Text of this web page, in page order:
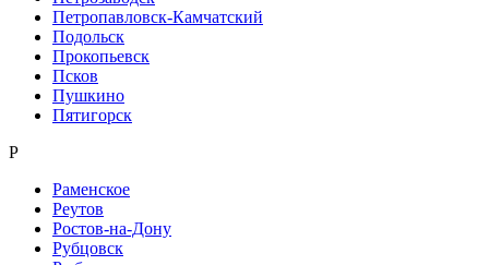
Петропавловск-Камчатский
Подольск
Прокопьевск
Псков
Пушкино
Пятигорск
Р
Раменское
Реутов
Ростов-на-Дону
Рубцовск